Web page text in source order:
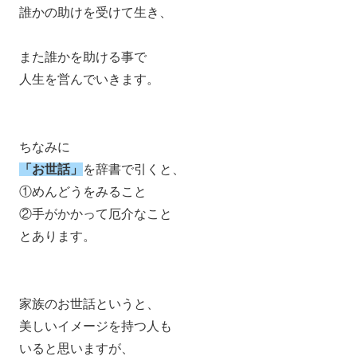
誰かの助けを受けて生き、
また誰かを助ける事で
人生を営んでいきます。
ちなみに
「お世話」
を辞書で引くと、
①めんどうをみること
②手がかかって厄介なこと
とあります。
家族のお世話というと、
美しいイメージを持つ人も
いると思いますが、